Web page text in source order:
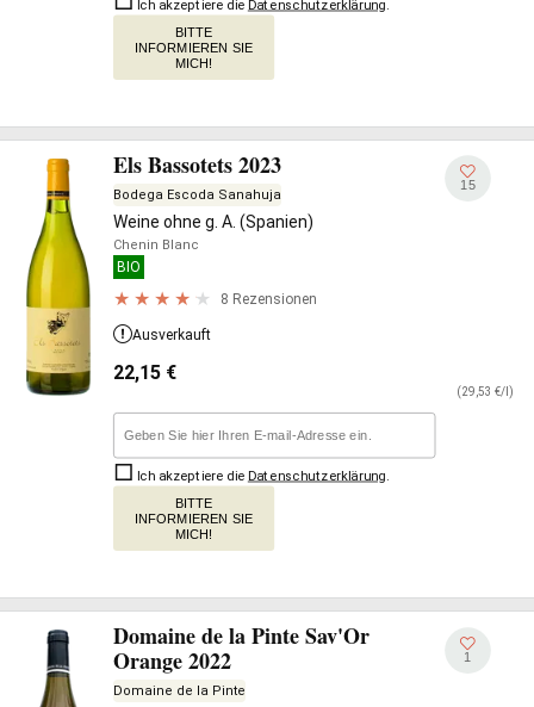
Ich akzeptiere die Datenschutzerklärung
BITTE
INFORMIEREN SIE
MICH!
Els Bassotets 2023
Bodega Escoda Sanahuja
Weine ohne g. A. (Spanien)
Chenin Blanc
BIO
8 Rezensionen
15
Ausverkauft
22,15 €
(29,53 €/l)
Ich akzeptiere die Datenschutzerklärung
BITTE
INFORMIEREN SIE
MICH!
Domaine de la Pinte Sav'Or
Orange 2022
Domaine de la Pinte
1